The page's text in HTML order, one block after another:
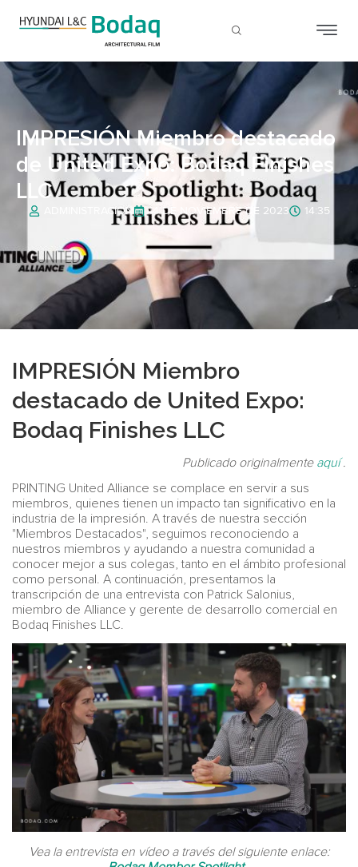
IMPRESIÓN Miembro destacado
de United Expo: Bodaq Finishes
LLC
ADMINISTRACIÓN 14 DE NOVIEMBRE DE 2023 14:35
IMPRESIÓN Miembro
destacado de United Expo:
Bodaq Finishes LLC
Publicado originalmente aquí.
PRINTING United Alliance se complace en servir a sus
miembros, quienes tienen un impacto tan significativo en la
industria de la impresión. A través de nuestra sección
"Miembros Destacados", seguimos reconociendo a
nuestros miembros y ayudando a nuestra comunidad a
conocer mejor a sus colegas, tanto en el ámbito profesional
como personal. A continuación, presentamos la
transcripción de una entrevista con Patrick Salonius,
miembro de Alliance y gerente de desarrollo comercial en
Bodaq Finishes LLC.
Vea la entrevista en vídeo a través del siguiente enlace: